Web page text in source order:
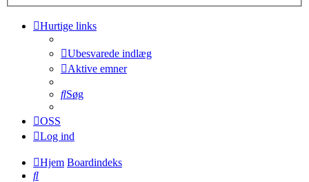
Hurtige links
Ubesvarede indlæg
Aktive emner
Søg
OSS
Log ind
Hjem Boardindeks
Søg